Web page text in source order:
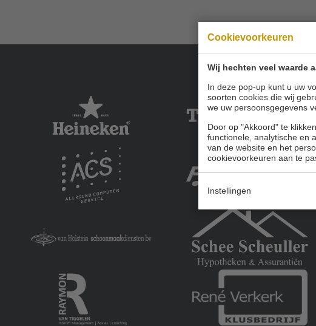
Cookievoorkeuren
Wij hechten veel waarde
In deze pop-up kunt u uw
soorten cookies die wij
we uw persoonsgegevens
Door op "Akkoord" te
functionele, analytische en
van de website en het
cookievoorkeuren aan te
Instellingen